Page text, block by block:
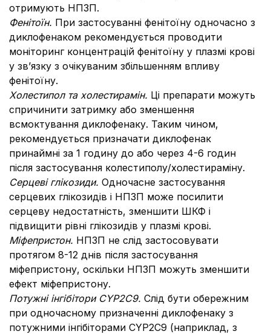
отримують НПЗП.
Фенітоїн. При застосуванні фенітоїну одночасно з
диклофенаком рекомендується проводити
моніторинг концентрацій фенітоїну у плазмі крові
у зв’язку з очікуваним збільшенням впливу
фенітоїну.
Холестипол та холестирамін. Ці препарати можуть
спричинити затримку або зменшення
всмоктування диклофенаку. Таким чином,
рекомендується призначати диклофенак
принаймні за 1 годину до або через 4-6 годин
після застосування колестиполу/холестираміну.
Серцеві глікозиди. Одночасне застосування
серцевих глікозидів і НПЗП може посилити
серцеву недостатність, зменшити ШКФ і
підвищити рівні глікозидів у плазмі крові.
Міфепристон. НПЗП не слід застосовувати
протягом 8-12 днів після застосування
міфепристону, оскільки НПЗП можуть зменшити
ефект міфепристону.
Потужні інгібітори CYP2C9. Слід бути обережним
при одночасному призначенні диклофенаку з
потужними інгібіторами CYP2C9 (наприклад, з